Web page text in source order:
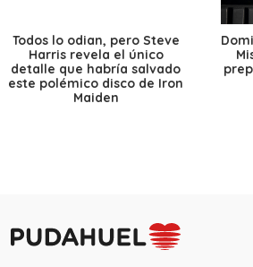
Todos lo odian, pero Steve
Harris revela el único
detalle que habría salvado
este polémico disco de Iron
Maiden